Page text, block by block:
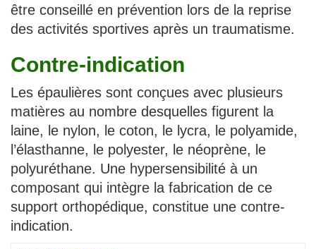
être conseillé en prévention lors de la reprise
des activités sportives après un traumatisme.
Contre-indication
Les épaulières sont conçues avec plusieurs
matières au nombre desquelles figurent la
laine, le nylon, le coton, le lycra, le polyamide,
l’élasthanne, le polyester, le néoprène, le
polyuréthane. Une hypersensibilité à un
composant qui intègre la fabrication de ce
support orthopédique, constitue une contre-
indication.